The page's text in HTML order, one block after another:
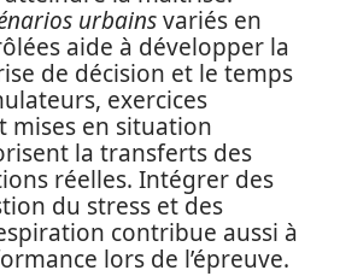
urbainsvariés en
aide à développer la
de décision et le temps
exercices
mises en situation
la transferts des
réelles. Intégrer des
du stress et des
contribue aussi à
lors de l’épreuve.